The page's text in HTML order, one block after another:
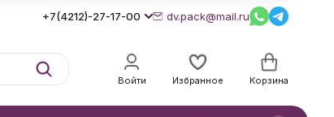
+7(4212)-27-17-00 dv.pack@mail.ru
Войти Избранное Корзина